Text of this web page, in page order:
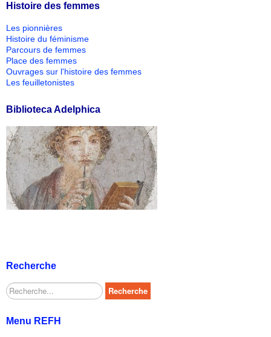
Histoire des femmes
Les pionnières
Histoire du féminisme
Parcours de femmes
Place des femmes
Ouvrages sur l'histoire des femmes
Les feuilletonistes
Biblioteca Adelphica
Recherche
Rechercher Recherche
Menu REFH